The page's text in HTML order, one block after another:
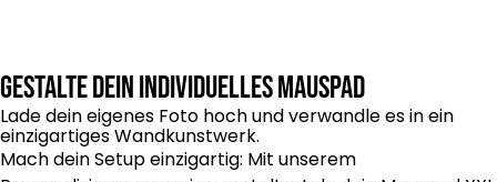
Gestalte dein individuelles Mauspad
Lade dein eigenes Foto hoch und verwandle es in ein
einzigartiges Wandkunstwerk.
Mach dein Setup einzigartig: Mit unserem